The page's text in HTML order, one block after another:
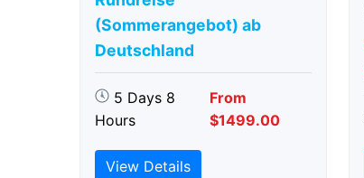
(Sommerangebot) ab
Deutschland
5 Days 8
Hours
From
$1499.00
View Details